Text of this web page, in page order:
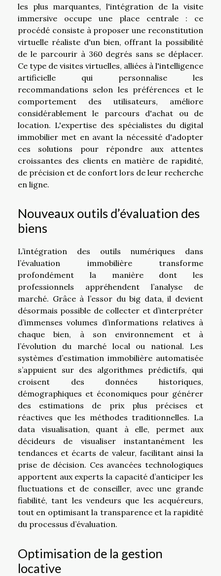
les plus marquantes, l'intégration de la visite
immersive occupe une place centrale : ce
procédé consiste à proposer une reconstitution
virtuelle réaliste d'un bien, offrant la possibilité
de le parcourir à 360 degrés sans se déplacer.
Ce type de visites virtuelles, alliées à l'intelligence
artificielle qui personnalise les
recommandations selon les préférences et le
comportement des utilisateurs, améliore
considérablement le parcours d'achat ou de
location. L'expertise des spécialistes du digital
immobilier met en avant la nécessité d'adopter
ces solutions pour répondre aux attentes
croissantes des clients en matière de rapidité,
de précision et de confort lors de leur recherche
en ligne.
Nouveaux outils d’évaluation des
biens
L’intégration des outils numériques dans
l’évaluation immobilière transforme
profondément la manière dont les
professionnels appréhendent l’analyse de
marché. Grâce à l’essor du big data, il devient
désormais possible de collecter et d’interpréter
d’immenses volumes d’informations relatives à
chaque bien, à son environnement et à
l’évolution du marché local ou national. Les
systèmes d’estimation immobilière automatisée
s’appuient sur des algorithmes prédictifs, qui
croisent des données historiques,
démographiques et économiques pour générer
des estimations de prix plus précises et
réactives que les méthodes traditionnelles. La
data visualisation, quant à elle, permet aux
décideurs de visualiser instantanément les
tendances et écarts de valeur, facilitant ainsi la
prise de décision. Ces avancées technologiques
apportent aux experts la capacité d’anticiper les
fluctuations et de conseiller, avec une grande
fiabilité, tant les vendeurs que les acquéreurs,
tout en optimisant la transparence et la rapidité
du processus d’évaluation.
Optimisation de la gestion
locative